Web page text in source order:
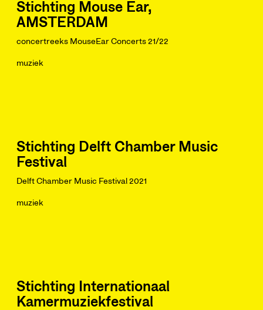
Stichting Mouse Ear,
AMSTERDAM
concertreeks MouseEar Concerts 21/22
muziek
Stichting Delft Chamber Music
Festival
Delft Chamber Music Festival 2021
muziek
Stichting Internationaal
Kamermuziekfestival